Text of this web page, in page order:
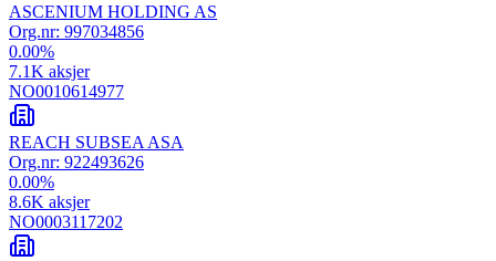
ASCENIUM HOLDING AS
Org.nr: 997034856
0.00%
7.1K aksjer
NO0010614977
REACH SUBSEA ASA
Org.nr: 922493626
0.00%
8.6K aksjer
NO0003117202